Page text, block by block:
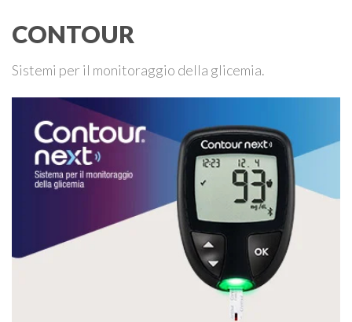
CONTOUR
Sistemi per il monitoraggio della glicemia.